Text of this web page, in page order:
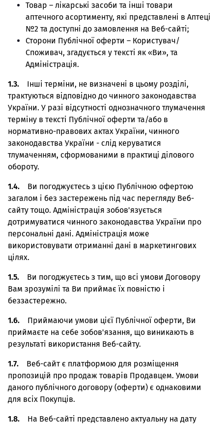
Товар – лікарські засоби та інші товари
аптечного асортименту, які представлені в Аптеці
№2 та доступні до замовлення на Веб-сайті;
Сторони Публічної оферти – Користувач/
Споживач, згадується у тексті як «Ви», та
Адміністрація.
1.3. Інші терміни, не визначені в цьому розділі,
трактуються відповідно до чинного законодавства
України. У разі відсутності однозначного тлумачення
терміну в тексті Публічної оферти та/або в
нормативно-правових актах України, чинного
законодавства України - слід керуватися
тлумаченням, сформованими в практиці ділового
обороту.
1.4. Ви погоджуєтесь з цією Публічною офертою
загалом і без застережень під час перегляду Веб-
сайту тощо. Адміністрація зобов'язується
дотримуватися чинного законодавства України про
персональні дані. Адміністрація може
використовувати отриманні дані в маркетингових
цілях.
1.5.
Ви погоджуєтесь з тим, що всі умови Договору
Вам зрозумілі та Ви приймає їх повністю і
беззастережно.
1.6.
Приймаючи умови цієї Публічної оферти, Ви
приймаєте на себе зобов'язання, що виникають в
результаті використання Веб-сайту.
1.7.
Веб-сайт є платформою для розміщення
пропозицій про продаж товарів Продавцем. Умови
даного публічного договору (оферти) є однаковими
для всіх Покупців.
1.8.
На Веб-сайті представлено актуальну на дату